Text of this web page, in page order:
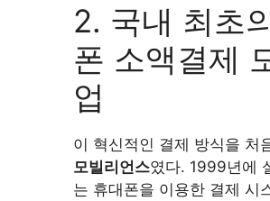
2. 국내 최초
폰 소액결제
업
이 혁신적인 결제 방식을 처
모빌리언스였다. 1999년에
는 휴대폰을 이용한 결제 시